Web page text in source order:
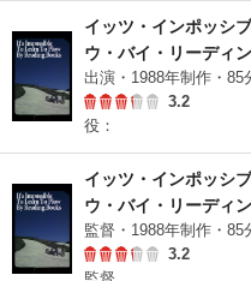
イッツ・インポッシ
ウ・バイ・リーディ
出演・1988年制作・85
3.2
役：
イッツ・インポッシ
ウ・バイ・リーディ
監督・1988年制作・85
3.2